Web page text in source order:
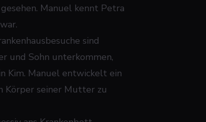
Manuel kennt Petra
sind
und Sohn unterkommen,
Kim. Manuel entwickelt ein
Körper seiner Mutter zu